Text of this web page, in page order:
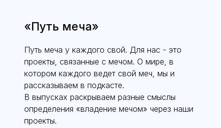
«Путь меча»
Путь меча у каждого свой. Для нас - это
проекты, связанные с мечом. О мире, в
котором каждого ведет свой меч, мы и
рассказываем в подкасте.
В выпусках раскрываем разные смыслы
определения «владение мечом» через наши
проекты.